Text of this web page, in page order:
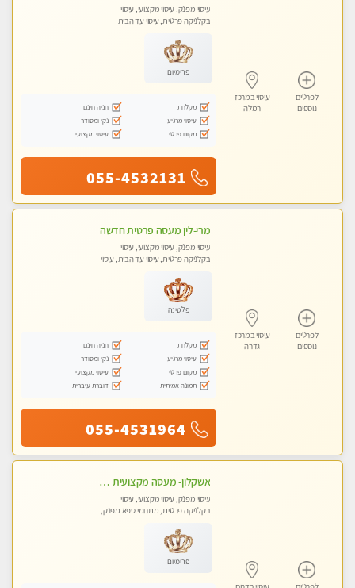
לפרטים
נוספים
עיסוי במרכז
רמלה
עיסוי מפנק, עיסוי מקצועי, עיסוי
בקלניקה פרטית, עיסוי עד הבית
פרימיום
מקלחת
חניה חינם
עיסוי מרגיע
נקי ומסודר
מקום פרטי
עיסוי מקצועי
055-4532131
לפרטים
נוספים
עיסוי במרכז
גדרה
מרי-לין מעסה פרטית חדשה
עיסוי מפנק, עיסוי מקצועי, עיסוי
בקלניקה פרטית, עיסוי עד הבית, עיסוי
פלטינה
מקלחת
חניה חינם
עיסוי מרגיע
נקי ומסודר
מקום פרטי
עיסוי מקצועי
תמונה אמיתית
דוברת עיברית
055-4531964
אשקלון- מעסה מקצועית חדשה ואיכותית לעיסוי מרגיע ומפנק VIP-מומלץ לחלוטין! פרטי! ​​​​​​ Highly recommended
עיסוי מפנק, עיסוי מקצועי, עיסוי
בקלניקה פרטית, מתחמי ספא מפנק,
טנטרה
פרימיום